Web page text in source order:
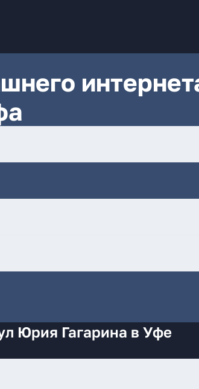
Юрия Гагарина в Уфе